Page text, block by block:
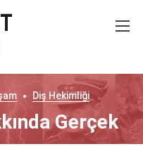
Diş Hekimliği
Gerçek